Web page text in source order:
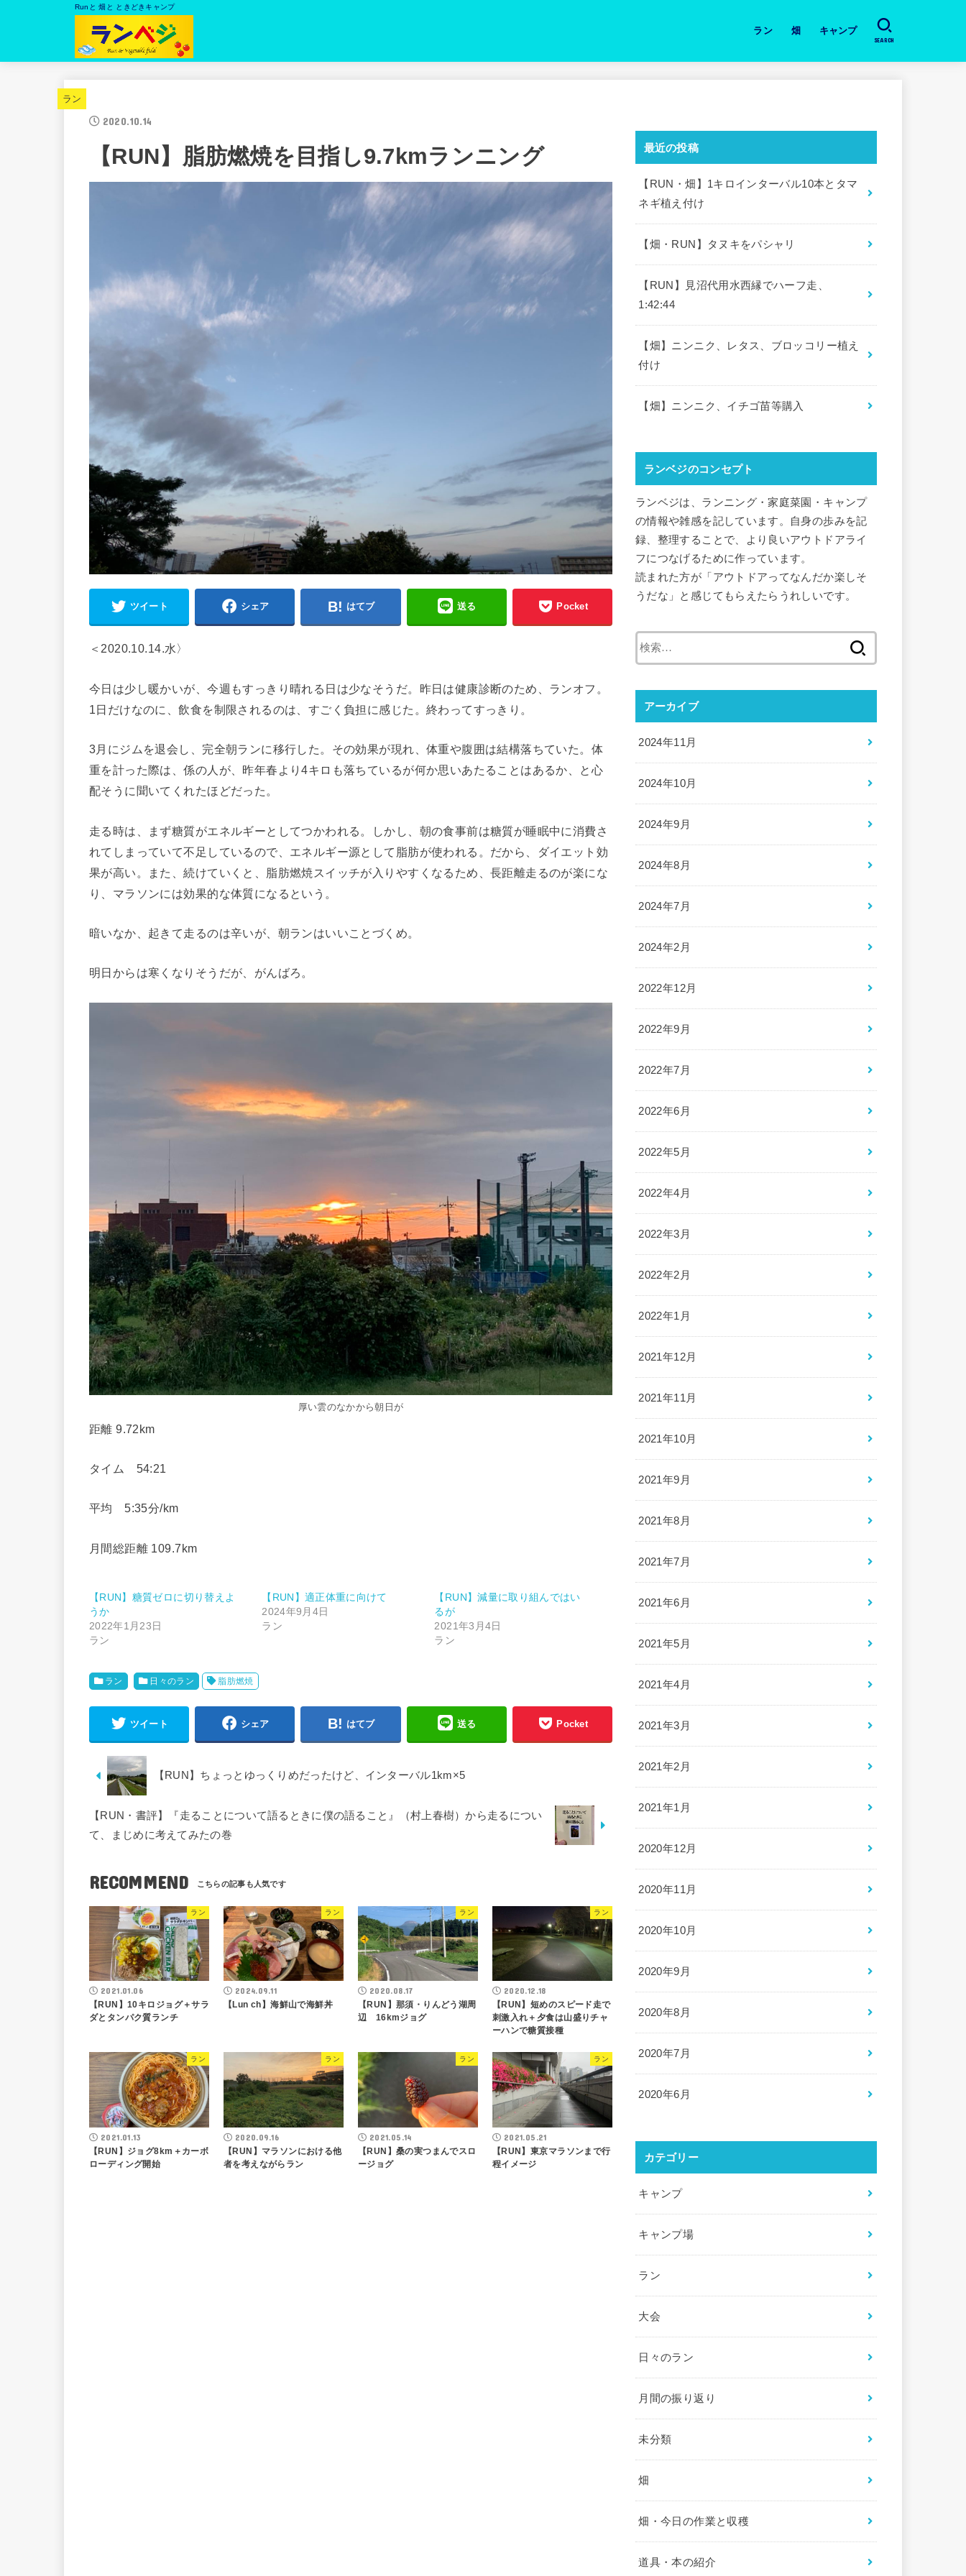
Runと 畑と ときどきキャンプ
ラン
日々のラン
道具・本の紹介
月間の振り返り
大会
畑
畑・今日の作業と収穫
キャンプ
キャンプ場
道具・本の紹介
SEARCH
ラン
2020.10.14
【RUN】脂肪燃焼を目指し9.7kmランニング
ツイート シェア はてブ 送る Pocket
＜2020.10.14.水〉
今日は少し暖かいが、今週もすっきり晴れる日は少なそうだ。昨日は健康診断のため、ランオフ。
1日だけなのに、飲食を制限されるのは、すごく負担に感じた。終わってすっきり。
3月にジムを退会し、完全朝ランに移行した。その効果が現れ、体重や腹囲は結構落ちていた。体
重を計った際は、係の人が、昨年春より4キロも落ちているが何か思いあたることはあるか、と心
配そうに聞いてくれたほどだった。
走る時は、まず糖質がエネルギーとしてつかわれる。しかし、朝の食事前は糖質が睡眠中に消費さ
れてしまっていて不足しているので、エネルギー源として脂肪が使われる。だから、ダイエット効
果が高い。また、続けていくと、脂肪燃焼スイッチが入りやすくなるため、長距離走るのが楽にな
り、マラソンには効果的な体質になるという。
暗いなか、起きて走るのは辛いが、朝ランはいいことづくめ。
明日からは寒くなりそうだが、がんばろ。
厚い雲のなかから朝日が
距離 9.72km
タイム 54:21
平均 5:35分/km
月間総距離 109.7km
【RUN】糖質ゼロに切り替えよ
うか
2022年1月23日
ラン
【RUN】適正体重に向けて
2024年9月4日
ラン
【RUN】減量に取り組んではい
るが
2021年3月4日
ラン
ラン 日々のラン 脂肪燃焼
ツイート シェア はてブ 送る Pocket
【RUN】ちょっとゆっくりめだったけど、インターバル1km×5
【RUN・書評】『走ることについて語るときに僕の語ること』（村上春樹）から走るについ
て、まじめに考えてみたの巻
RECOMMEND
ラン
2021.01.06
【RUN】10キロジョグ＋サラ
ダとタンパク質ランチ
ラン
2024.09.11
【Lun ch】海鮮山で海鮮丼
ラン
2020.08.17
【RUN】那須・りんどう湖周
辺 16kmジョグ
ラン
2020.12.18
【RUN】短めのスピード走で
刺激入れ＋夕食は山盛りチャ
ーハンで糖質接種
ラン
2021.01.13
【RUN】ジョグ8km＋カーボ
ローディング開始
ラン
2020.09.16
【RUN】マラソンにおける他
者を考えながらラン
ラン
2021.05.14
【RUN】桑の実つまんでスロ
ージョグ
ラン
2021.05.21
【RUN】東京マラソンまで行
程イメージ
最近の投稿
【RUN・畑】1キロインターバル10本とタマ
ネギ植え付け
【畑・RUN】タヌキをパシャリ
【RUN】見沼代用水西縁でハーフ走、
1:42:44
【畑】ニンニク、レタス、ブロッコリー植え
付け
【畑】ニンニク、イチゴ苗等購入
ランベジのコンセプト
ランベジは、ランニング・家庭菜園・キャンプ
の情報や雑感を記しています。自身の歩みを記
録、整理することで、より良いアウトドアライ
フにつなげるために作っています。
読まれた方が「アウトドアってなんだか楽しそ
うだな」と感じてもらえたらうれしいです。
アーカイブ
2024年11月
2024年10月
2024年9月
2024年8月
2024年7月
2024年2月
2022年12月
2022年9月
2022年7月
2022年6月
2022年5月
2022年4月
2022年3月
2022年2月
2022年1月
2021年12月
2021年11月
2021年10月
2021年9月
2021年8月
2021年7月
2021年6月
2021年5月
2021年4月
2021年3月
2021年2月
2021年1月
2020年12月
2020年11月
2020年10月
2020年9月
2020年8月
2020年7月
2020年6月
カテゴリー
キャンプ
キャンプ場
ラン
大会
日々のラン
月間の振り返り
未分類
畑
畑・今日の作業と収穫
道具・本の紹介